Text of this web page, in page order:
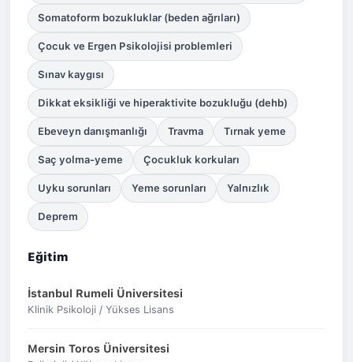
Somatoform bozukluklar (beden ağrıları)
Çocuk ve Ergen Psikolojisi problemleri
Sınav kaygısı
Dikkat eksikliği ve hiperaktivite bozukluğu (dehb)
Ebeveyn danışmanlığı Travma Tırnak yeme
Saç yolma-yeme Çocukluk korkuları
Uyku sorunları Yeme sorunları Yalnızlık
Deprem
Eğitim
İstanbul Rumeli Üniversitesi
Klinik Psikoloji / Yükses Lisans
Mersin Toros Üniversitesi